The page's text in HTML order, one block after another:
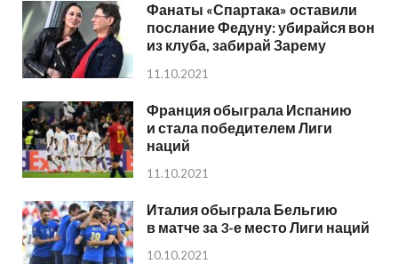
Фанаты «Спартака» оставили
послание Федуну: убирайся вон
из клуба, забирай Зарему
11.10.2021
Франция обыграла Испанию
и стала победителем Лиги
наций
11.10.2021
Италия обыграла Бельгию
в матче за 3-е место Лиги наций
10.10.2021